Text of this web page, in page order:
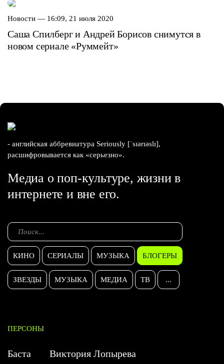
Новости — 16:09, 21 июля 2020
Саша Спилберг и Андрей Борисов снимутся в
новом сериале «Руммейт»
- английская аббревиатура Seriously [ˈsɪərɪəslɪ],
расшифровывается как «серьезно».
Медиа о поп-культуре, жизни в
интернете и вне его.
КИНО СЕРИАЛЫ МУЗЫКА БЛОГЕРЫ
ЗВЕЗДЫ МУЗЫКА МЕДИА ТВ ...
ПЕРСОНЫ
Баста
Виктория Лопырева